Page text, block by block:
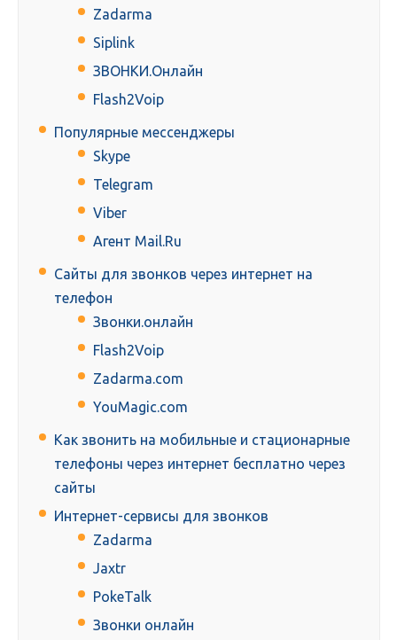
Zadarma
Siplink
ЗВОНКИ.Онлайн
Flash2Voip
Популярные мессенджеры
Skype
Telegram
Viber
Агент Mail.Ru
Сайты для звонков через интернет на
телефон
Звонки.онлайн
Flash2Voip
Zadarma.com
YouMagic.com
Как звонить на мобильные и стационарные
телефоны через интернет бесплатно через
сайты
Интернет-сервисы для звонков
Zadarma
Jaxtr
PokeTalk
Звонки онлайн